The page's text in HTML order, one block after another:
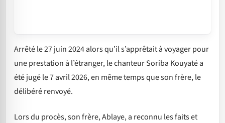
Arrêté le 27 juin 2024 alors qu’il s’apprêtait à voyager pour
une prestation à l’étranger, le chanteur Soriba Kouyaté a
été jugé le 7 avril 2026, en même temps que son frère, le
délibéré renvoyé.
Lors du procès, son frère, Ablaye, a reconnu les faits et